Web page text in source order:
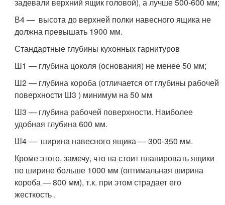
задевали верхний ящик головой), а лучше 500-600 мм;
В4 — высота до верхней полки навесного ящика не
должна превышать 1900 мм.
Стандартные глубины кухонных гарнитуров
Ш1 — глубина цоколя (основания) не менее 50 мм;
Ш2 — глубина короба (отличается от глубины рабочей
поверхности Ш3 ) минимум на 50 мм
Ш3 — глубина рабочей поверхности. Наиболее
удобная глубина 600 мм.
Ш4 — ширина навесного ящика — 300-350 мм.
Кроме этого, замечу, что на стоит планировать ящики
по ширине больше 1000 мм (оптимальная ширина
короба — 800 мм), т.к. при этом страдает его
жесткость .